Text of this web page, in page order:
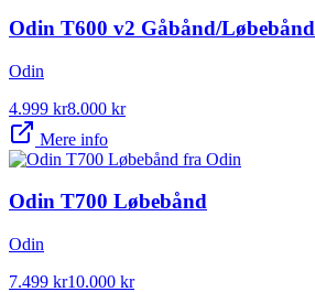
Odin T600 v2 Gåbånd/Løbebånd
Odin
4.999 kr8.000 kr
Mere info
Odin T700 Løbebånd
Odin
7.499 kr10.000 kr